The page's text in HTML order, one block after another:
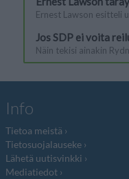
Info
Tietoa meistä
Tietosuojalauseke
Lähetä uutisvinkki
Mediatiedot